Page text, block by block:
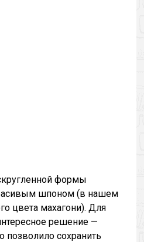
формы
шпоном (в нашем
цвета махагони). Для
решение —
позволило сохранить